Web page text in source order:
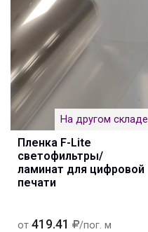
На другом складе
Пленка F-Lite
светофильтры/
ламинат для цифровой
печати
от 419.41 /пог. м